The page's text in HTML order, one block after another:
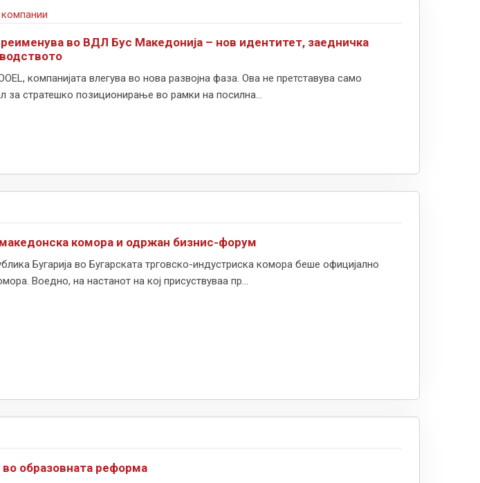
во ВДЛ Бус Македонија – нов идентитет, заедничка
компанијата влегува во нова развојна фаза. Ова не претставува само
за стратешко позиционирање во рамки на посилна...
комора и одржан бизнис-форум
Бугарија во Бугарската трговско-индустриска комора беше официјално
Воедно, на настанот на кој присуствуваа пр...
во образовната реформа